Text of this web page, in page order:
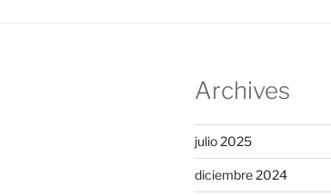
Archives
julio 2025
diciembre 2024